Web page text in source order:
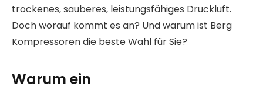
trockenes, sauberes, leistungsfähiges Druckluft.
Doch worauf kommt es an? Und warum ist Berg
Kompressoren die beste Wahl für Sie?
Warum ein